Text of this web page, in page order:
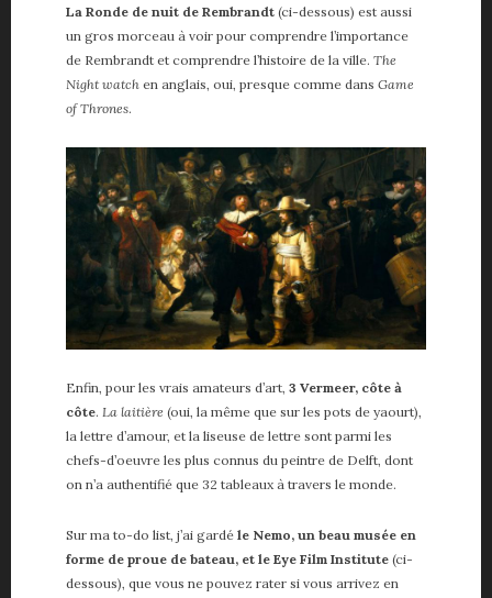
La Ronde de nuit de Rembrandt (ci-dessous) est aussi
un gros morceau à voir pour comprendre l’importance
de Rembrandt et comprendre l’histoire de la ville. The
Night watch en anglais, oui, presque comme dans Game
of Thrones.
Enfin, pour les vrais amateurs d’art, 3 Vermeer, côte à
côte. La laitière (oui, la même que sur les pots de yaourt),
la lettre d’amour, et la liseuse de lettre sont parmi les
chefs-d’oeuvre les plus connus du peintre de Delft, dont
on n’a authentifié que 32 tableaux à travers le monde.
Sur ma to-do list, j’ai gardé le Nemo, un beau musée en
forme de proue de bateau, et le Eye Film Institute (ci-
dessous), que vous ne pouvez rater si vous arrivez en